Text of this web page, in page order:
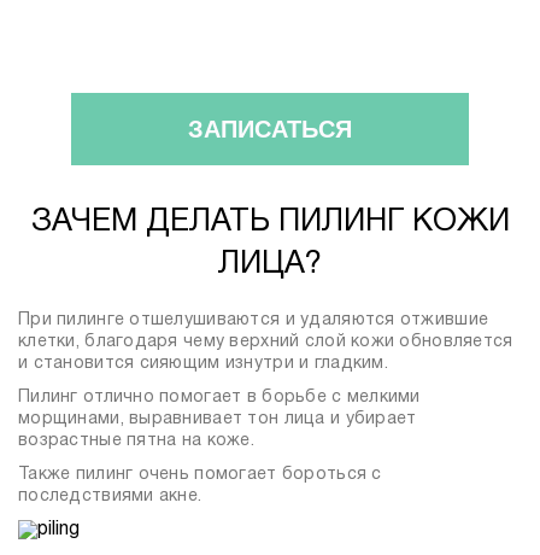
ЗАПИСАТЬСЯ
ЗАЧЕМ ДЕЛАТЬ ПИЛИНГ КОЖИ
ЛИЦА?
При пилинге отшелушиваются и удаляются отжившие
клетки, благодаря чему верхний слой кожи обновляется
и становится сияющим изнутри и гладким.
Пилинг отлично помогает в борьбе с мелкими
морщинами, выравнивает тон лица и убирает
возрастные пятна на коже.
Также пилинг очень помогает бороться с
последствиями акне.